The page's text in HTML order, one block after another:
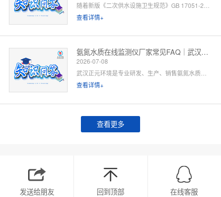
查看详情+
氨氮水质在线监测仪厂家常见FAQ｜武汉正元环境专业解答
2026-07-08
查看详情+
查看更多
发送给朋友 回到顶部 在线客服